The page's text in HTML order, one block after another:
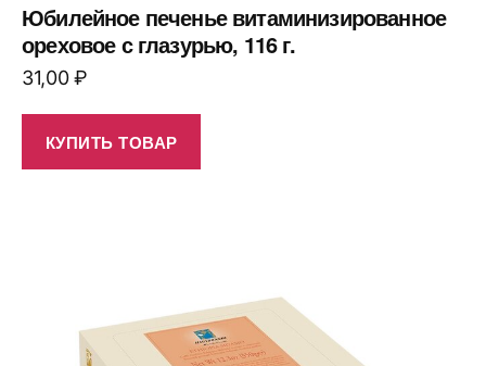
Юбилейное печенье витаминизированное
ореховое с глазурью, 116 г.
31,00₽
КУПИТЬ ТОВАР